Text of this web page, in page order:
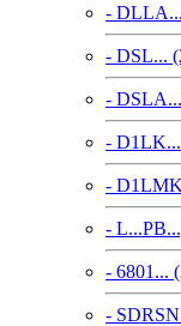
-
- DSL...
-
-
-
-
- 6801...
-